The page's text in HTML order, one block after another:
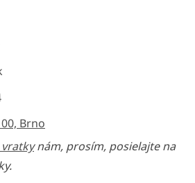
Brno
nám, prosím, posielajte na